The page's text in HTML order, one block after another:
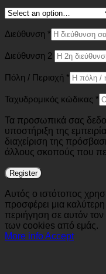
Διεύθυνση *
Διεύθυνση 2
Πόλη / Περιοχή *
Ταχυδρομικός κώδικας *
Τα προσωπικά σας
υποστήριξη της
διαχείριση της
άλλους σκοπούς που
Register
Αυτός ο ιστότοπος
προσφέρει μια
περιήγηση σε αυτόν
των cookies από εμάς.
More infoAccept